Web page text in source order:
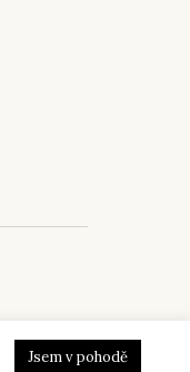
Jsem v pohodě